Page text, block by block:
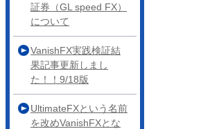
証券（GL speed FX）
について
VanishFX実践検証結
果記事更新しまし
た！！9/18版
UltimateFXという名前
を改めVanishFXとな